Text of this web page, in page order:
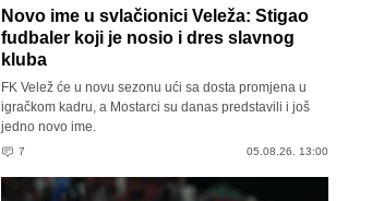
Novo ime u svlačionici Veleža: Stigao
fudbaler koji je nosio i dres slavnog
kluba
FK Velež će u novu sezonu ući sa dosta promjena u
igračkom kadru, a Mostarci su danas predstavili i još
jedno novo ime.
7 05.08.26. 13:00